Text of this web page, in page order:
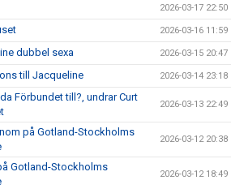
2026-03-17 22:50
2026-03-16 11:59
dubbel sexa 2026-03-15 20:47
till Jacqueline 2026-03-14 23:18
Förbundet till?, undrar Curt
2026-03-13 22:49
på Gotland-Stockholms
2026-03-12 20:38
Gotland-Stockholms
2026-03-12 18:49